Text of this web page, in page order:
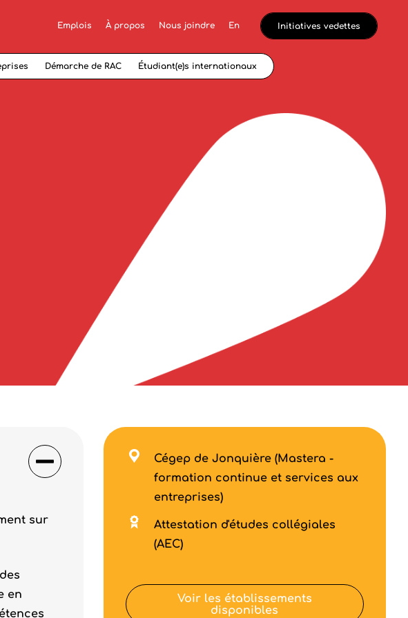
Emplois À propos Nous joindre En Initiatives vedettes
Démarche de RAC Étudiant(e)s internationaux
sur
en
Cégep de Jonquière (Mastera -
formation continue et services aux
entreprises)
Attestation d'études collégiales
(AEC)
Voir les établissements
disponibles